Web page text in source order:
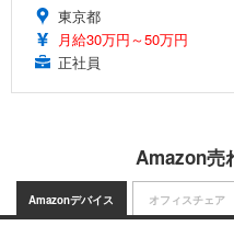
東京都
月給30万円～50万円
正社員
Amazon売
Amazonデバイス オフィスチェア